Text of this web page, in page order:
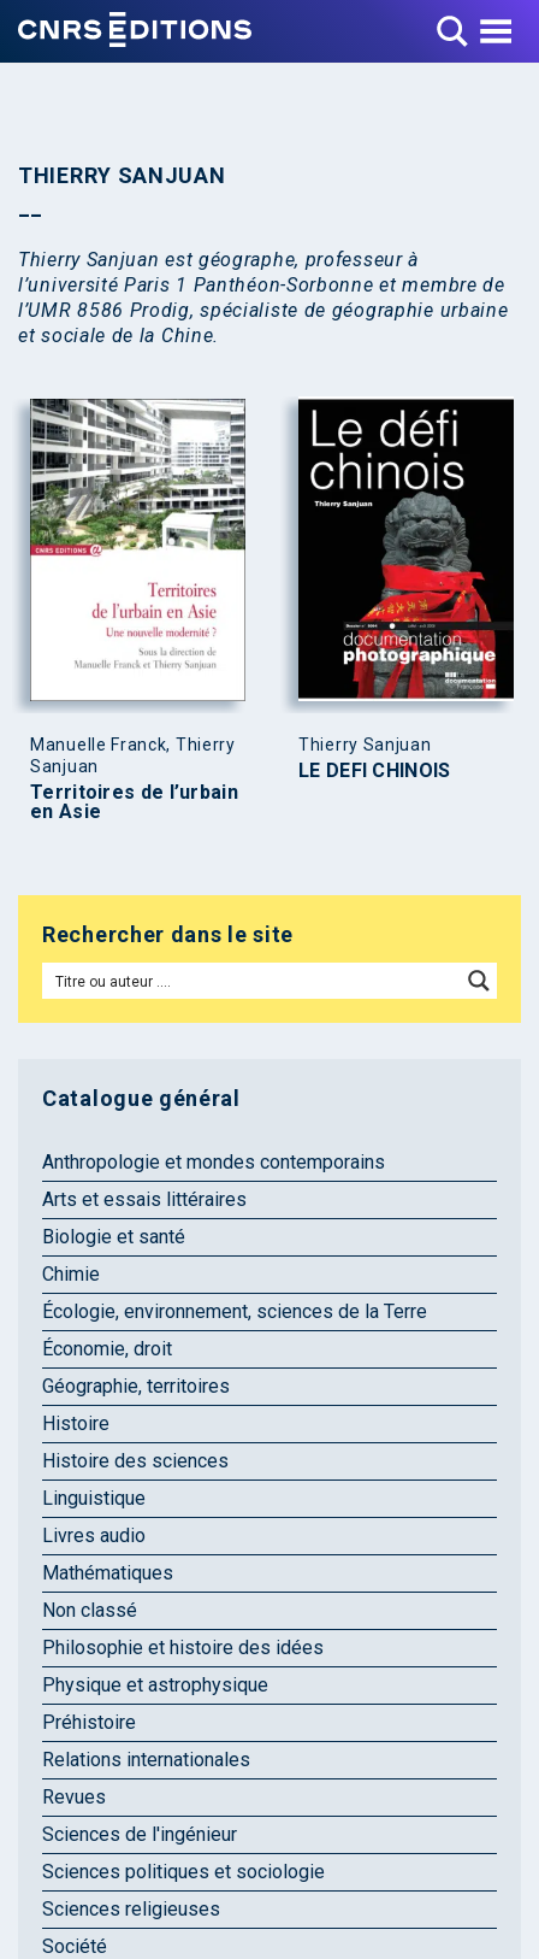
Toggle Menu
THIERRY SANJUAN
Thierry Sanjuan est géographe, professeur à
l’université Paris 1 Panthéon-Sorbonne et membre de
l’UMR 8586 Prodig, spécialiste de géographie urbaine
et sociale de la Chine.
Manuelle Franck, Thierry
Sanjuan
Territoires de l’urbain
en Asie
Thierry Sanjuan
LE DEFI CHINOIS
Rechercher dans le site
Catalogue général
Anthropologie et mondes contemporains
Arts et essais littéraires
Biologie et santé
Chimie
Écologie, environnement, sciences de la Terre
Économie, droit
Géographie, territoires
Histoire
Histoire des sciences
Linguistique
Livres audio
Mathématiques
Non classé
Philosophie et histoire des idées
Physique et astrophysique
Préhistoire
Relations internationales
Revues
Sciences de l'ingénieur
Sciences politiques et sociologie
Sciences religieuses
Société